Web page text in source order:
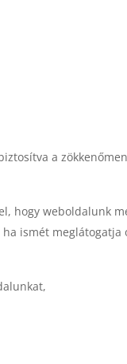
a
hogy weboldalunk
ismét meglátogatja